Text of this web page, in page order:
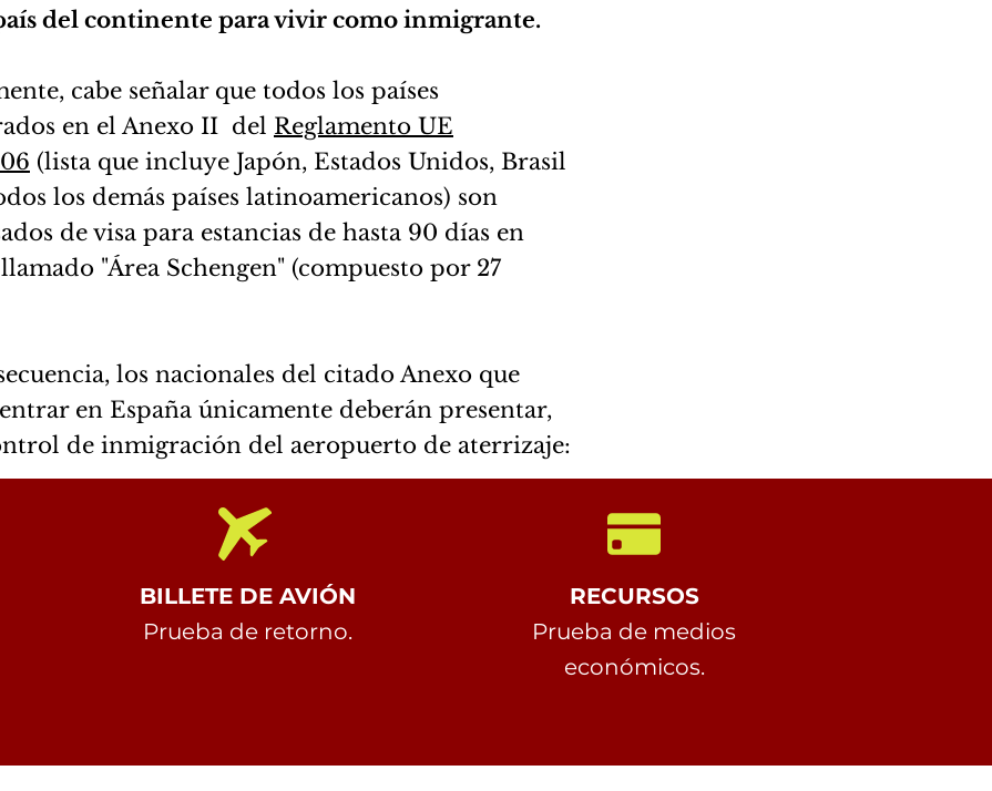
del continente para vivir como inmigrante.
cabe señalar que todos los países
en el Anexo II del Reglamento UE
(lista que incluye Japón, Estados Unidos, Brasil
los demás países latinoamericanos) son
de visa para estancias de hasta 90 días en
"Área Schengen" (compuesto por 27
los nacionales del citado Anexo que
en España únicamente deberán presentar,
de inmigración del aeropuerto de aterrizaje:
BILLETE DE AVIÓN
Prueba de retorno.
RECURSOS
Prueba de medios
económicos.